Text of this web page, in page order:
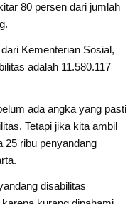
80 persen dari jumlah
Kementerian Sosial,
adalah 11.580.117
ada angka yang pasti
Tetapi jika kita ambil
25 ribu penyandang
disabilitas